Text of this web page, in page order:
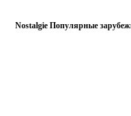
Nostalgie Популярные